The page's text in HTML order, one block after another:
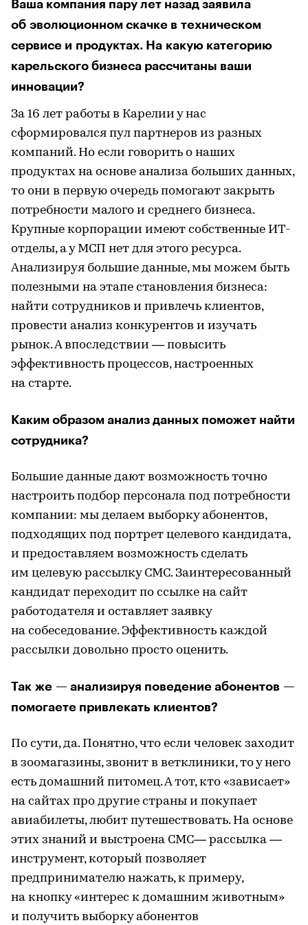
Ваша компания пару лет назад заявила
об эволюционном скачке в техническом
сервисе и продуктах. На какую категорию
карельского бизнеса рассчитаны ваши
инновации?
За 16 лет работы в Карелии у нас
сформировался пул партнеров из разных
компаний. Но если говорить о наших
продуктах на основе анализа больших данных,
то они в первую очередь помогают закрыть
потребности малого и среднего бизнеса.
Крупные корпорации имеют собственные ИТ-
отделы, а у МСП нет для этого ресурса.
Анализируя большие данные, мы можем быть
полезными на этапе становления бизнеса:
найти сотрудников и привлечь клиентов,
провести анализ конкурентов и изучать
рынок. А впоследствии — повысить
эффективность процессов, настроенных
на старте.
Каким образом анализ данных поможет найти
сотрудника?
Большие данные дают возможность точно
настроить подбор персонала под потребности
компании: мы делаем выборку абонентов,
подходящих под портрет целевого кандидата,
и предоставляем возможность сделать
им целевую рассылку СМС. Заинтересованный
кандидат переходит по ссылке на сайт
работодателя и оставляет заявку
на собеседование. Эффективность каждой
рассылки довольно просто оценить.
Так же — анализируя поведение абонентов —
помогаете привлекать клиентов?
По сути, да. Понятно, что если человек заходит
в зоомагазины, звонит в ветклиники, то у него
есть домашний питомец. А тот, кто «зависает»
на сайтах про другие страны и покупает
авиабилеты, любит путешествовать. На основе
этих знаний и выстроена СМС— рассылка —
инструмент, который позволяет
предпринимателю нажать, к примеру,
на кнопку «интерес к домашним животным»
и получить выборку абонентов